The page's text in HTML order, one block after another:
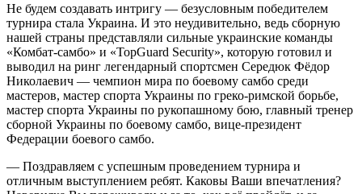
Не будем создавать интригу — безусловным победителем
турнира стала Украина. И это неудивительно, ведь сборную
нашей страны представляли сильные украинские команды
«Комбат-самбо» и «TopGuard Security», которую готовил и
выводил на ринг легендарный спортсмен Середюк Фёдор
Николаевич — чемпион мира по боевому самбо среди
мастеров, мастер спорта Украины по греко-римской борьбе,
мастер спорта Украины по рукопашному бою, главный тренер
сборной Украины по боевому самбо, вице-президент
Федерации боевого самбо.
— Поздравляем с успешным проведением турнира и
отличным выступлением ребят. Каковы Ваши впечатления?